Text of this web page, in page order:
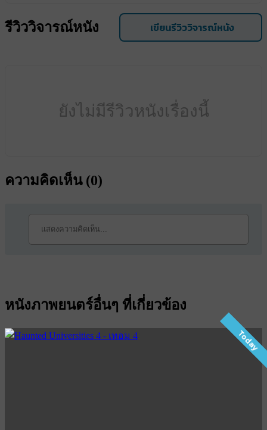
รีวิววิจารณ์หนัง เขียนรีวิววิจารณ์หนัง
ยังไม่มีรีวิวหนังเรื่องนี้
ความคิดเห็น (0)
หนังภาพยนตร์อื่นๆ ที่เกี่ยวข้อง
Today